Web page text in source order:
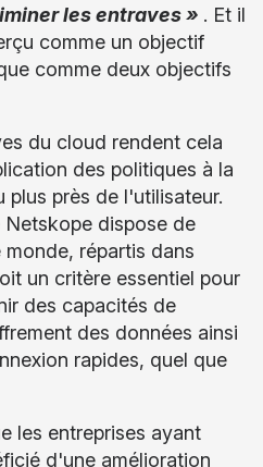
les entraves » . Et il
comme un objectif
comme deux objectifs
du cloud rendent cela
des politiques à la
plus près de l'utilisateur.
Netskope dispose de
monde, répartis dans
un critère essentiel pour
des capacités de
des données ainsi
rapides, quel que
les entreprises ayant
d'une amélioration